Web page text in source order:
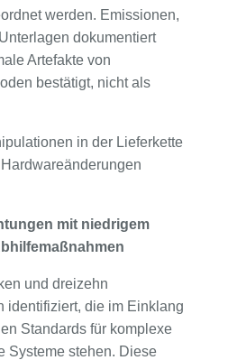
werden. Emissionen,
dokumentiert
Artefakte von
bestätigt, nicht als
in der Lieferkette
mit niedrigem
und dreizehn
identifiziert, die im Einklang
Standards für komplexe
Systeme stehen. Diese